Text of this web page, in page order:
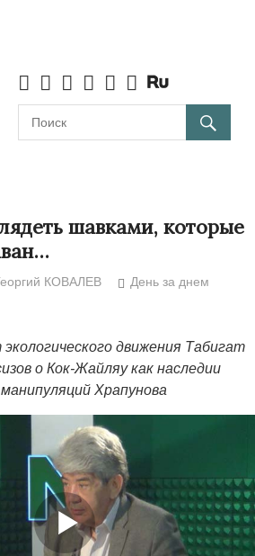
шавками, которые
КОВАЛЕВ
День за днем
движения Табигат
о Кок-Жайляу как наследии
Храпунова